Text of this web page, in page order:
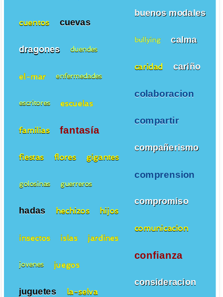
buenos modales
bullying calma
caridad cariño
colaboracion
compartir
compañerismo
comprension
compromiso
comunicacion
confianza
consideracion
cuentos cuevas
dragones duendes
el-mar enfermedades
escritores escuelas
familias fantasía
fiestas flores gigantes
golosinas guerreros
hadas hechizos hijos
insectos islas jardines
jovenes juegos
juguetes la-selva